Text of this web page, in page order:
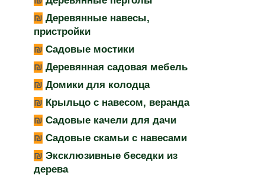
Деревянные навесы,
пристройки
Садовые мостики
Деревянная садовая мебель
Домики для колодца
Крыльцо с навесом, веранда
Садовые качели для дачи
Садовые скамьи с навесами
Эксклюзивные беседки из
дерева